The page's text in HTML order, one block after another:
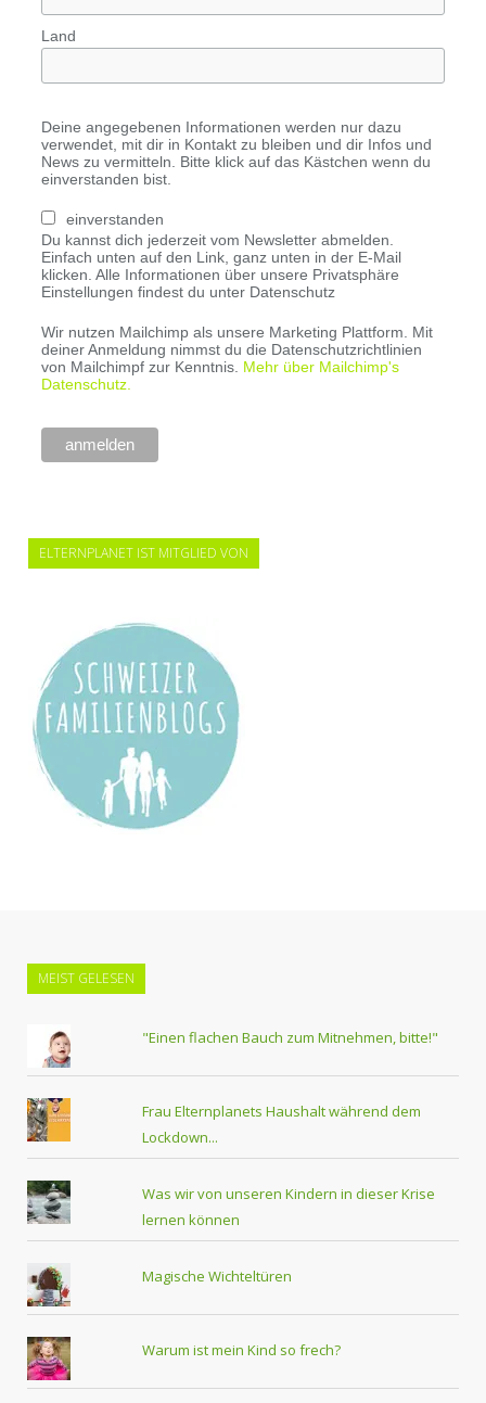
Land
Deine angegebenen Informationen werden nur dazu
verwendet, mit dir in Kontakt zu bleiben und dir Infos und
News zu vermitteln. Bitte klick auf das Kästchen wenn du
einverstanden bist.
einverstanden
Du kannst dich jederzeit vom Newsletter abmelden.
Einfach unten auf den Link, ganz unten in der E-Mail
klicken. Alle Informationen über unsere Privatsphäre
Einstellungen findest du unter Datenschutz
Wir nutzen Mailchimp als unsere Marketing Plattform. Mit
deiner Anmeldung nimmst du die Datenschutzrichtlinien
von Mailchimpf zur Kenntnis. Mehr über Mailchimp's
Datenschutz.
ELTERNPLANET IST MITGLIED VON
MEIST GELESEN
"Einen flachen Bauch zum Mitnehmen, bitte!"
Frau Elternplanets Haushalt während dem
Lockdown...
Was wir von unseren Kindern in dieser Krise
lernen können
Magische Wichteltüren
Warum ist mein Kind so frech?